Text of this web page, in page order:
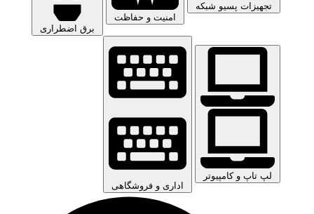
تجهیزات پسیو شبکه
امنیت و حفاظت
برق اضطراری
لپ تاپ و کامپیوتر
اداری و فروشگاهی